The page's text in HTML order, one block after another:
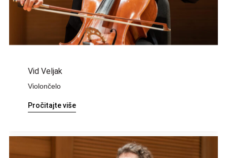
Vid Veljak
Violončelo
Pročitajte više